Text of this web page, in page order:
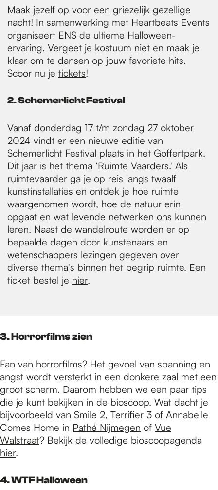
Maak jezelf op voor een griezelijk gezellige
nacht! In samenwerking met Heartbeats Events
organiseert ENS de ultieme Halloween-
ervaring. Vergeet je kostuum niet en maak je
klaar om te dansen op jouw favoriete hits.
Scoor nu je tickets!
2. Schemerlicht Festival
Vanaf donderdag 17 t/m zondag 27 oktober
2024 vindt er een nieuwe editie van
Schemerlicht Festival plaats in het Goffertpark.
Dit jaar is het thema ‘Ruimte Vaarders.' Als
ruimtevaarder ga je op reis langs twaalf
kunstinstallaties en ontdek je hoe ruimte
waargenomen wordt, hoe de natuur erin
opgaat en wat levende netwerken ons kunnen
leren. Naast de wandelroute worden er op
bepaalde dagen door kunstenaars en
wetenschappers lezingen gegeven over
diverse thema's binnen het begrip ruimte. Een
ticket bestel je hier.
3. Horrorfilms zien
Fan van horrorfilms? Het gevoel van spanning en
angst wordt versterkt in een donkere zaal met een
groot scherm. Daarom hebben we een paar tips
die je kunt bekijken in de bioscoop. Wat dacht je
bijvoorbeeld van Smile 2, Terrifier 3 of Annabelle
Comes Home in Pathé Nijmegen of Vue
Walstraat? Bekijk de volledige bioscoopagenda
hier.
4. WTF Halloween